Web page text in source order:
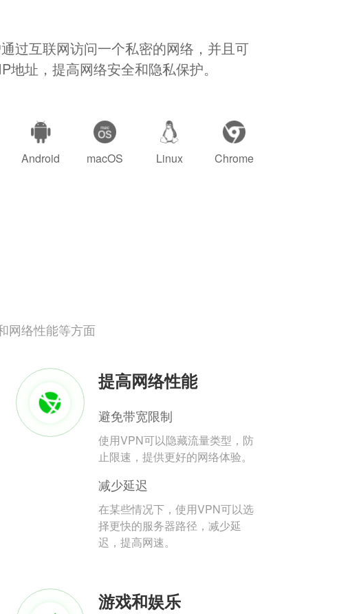
过互联网访问一个私密的网络，并且可
地址，提高网络安全和隐私保护。
Android macOS Linux Chrome
网络性能等方面
提高网络性能
避免带宽限制
使用VPN可以隐藏流量类型，防
止限速，提供更好的网络体验。
减少延迟
在某些情况下，使用VPN可以选
择更快的服务器路径，减少延
迟，提高网速。
游戏和娱乐